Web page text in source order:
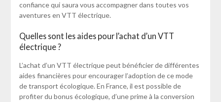
confiance qui saura vous accompagner dans toutes vos
aventures en VTT électrique.
Quelles sont les aides pour l’achat d’un VTT
électrique ?
L’achat d’un VTT électrique peut bénéficier de différentes
aides financières pour encourager l’adoption de ce mode
de transport écologique. En France, il est possible de
profiter du bonus écologique, d’une prime à la conversion